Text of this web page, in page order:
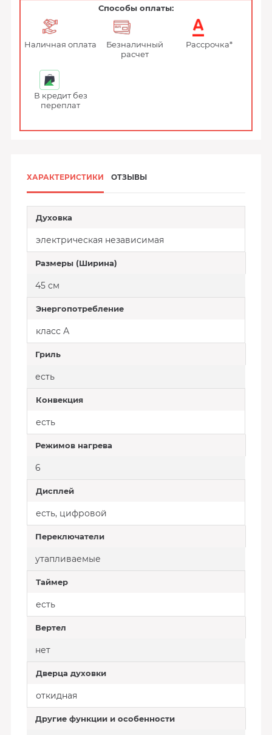
Способы оплаты:
Наличная оплата
Безналичный
расчет
Рассрочка*
В кредит без
переплат
ХАРАКТЕРИСТИКИ ОТЗЫВЫ
Духовка
электрическая независимая
Размеры (Ширина)
45 см
Энергопотребление
класс А
Гриль
есть
Конвекция
есть
Режимов нагрева
6
Дисплей
есть, цифровой
Переключатели
утапливаемые
Таймер
есть
Вертел
нет
Дверца духовки
откидная
Другие функции и особенности